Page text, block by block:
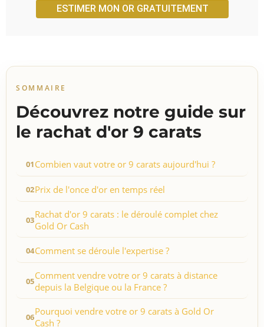
ESTIMER MON OR GRATUITEMENT
SOMMAIRE
Découvrez notre guide sur
le rachat d'or 9 carats
Combien vaut votre or 9 carats aujourd'hui ?
Prix de l'once d'or en temps réel
Rachat d'or 9 carats : le déroulé complet chez
Gold Or Cash
Comment se déroule l'expertise ?
Comment vendre votre or 9 carats à distance
depuis la Belgique ou la France ?
Pourquoi vendre votre or 9 carats à Gold Or
Cash ?